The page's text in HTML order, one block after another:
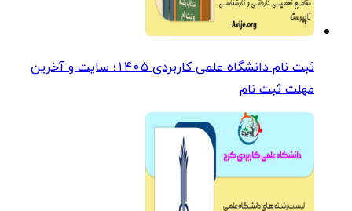
ثبت نام دانشگاه علمی کاربردی ۱۴۰۵؛ سایت و آخرین
مهلت ثبت نام